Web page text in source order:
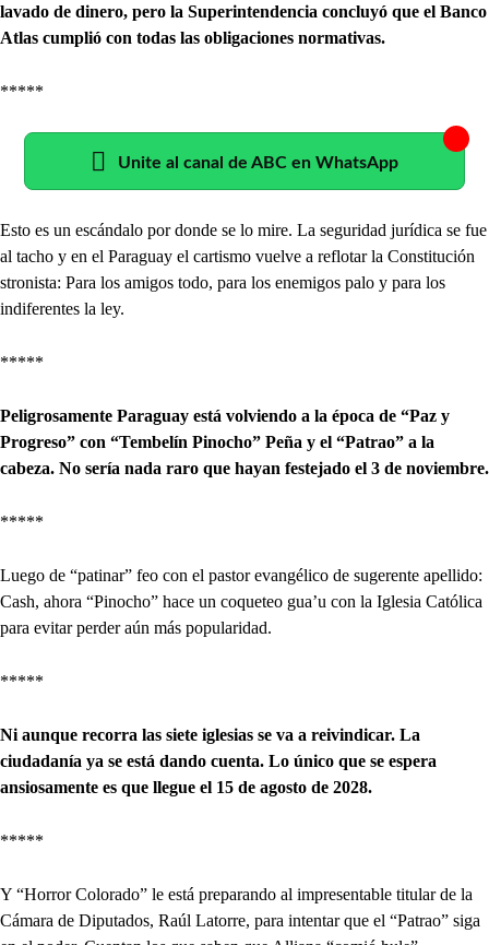
lavado de dinero, pero la Superintendencia concluyó que el Banco
Atlas cumplió con todas las obligaciones normativas.
*****
Unite al canal de ABC en WhatsApp
Esto es un escándalo por donde se lo mire. La seguridad jurídica se fue
al tacho y en el Paraguay el cartismo vuelve a reflotar la Constitución
stronista: Para los amigos todo, para los enemigos palo y para los
indiferentes la ley.
*****
Peligrosamente Paraguay está volviendo a la época de “Paz y
Progreso” con “Tembelín Pinocho” Peña y el “Patrao” a la
cabeza. No sería nada raro que hayan festejado el 3 de noviembre.
*****
Luego de “patinar” feo con el pastor evangélico de sugerente apellido:
Cash, ahora “Pinocho” hace un coqueteo gua’u con la Iglesia Católica
para evitar perder aún más popularidad.
*****
Ni aunque recorra las siete iglesias se va a reivindicar. La
ciudadanía ya se está dando cuenta. Lo único que se espera
ansiosamente es que llegue el 15 de agosto de 2028.
*****
Y “Horror Colorado” le está preparando al impresentable titular de la
Cámara de Diputados, Raúl Latorre, para intentar que el “Patrao” siga